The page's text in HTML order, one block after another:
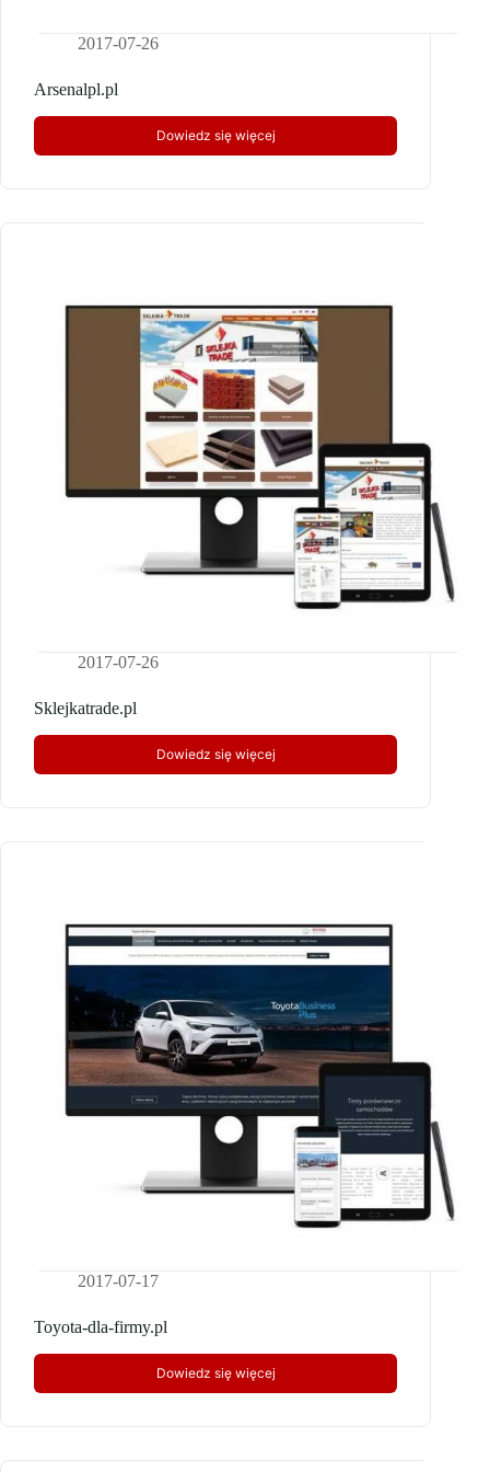
2017-07-26
Arsenalpl.pl
Dowiedz się więcej
Arsenalpl.pl
2017-07-26
Sklejkatrade.pl
Dowiedz się więcej
Sklejkatrade.pl
2017-07-17
Toyota-dla-firmy.pl
Dowiedz się więcej
Toyota-
dla-